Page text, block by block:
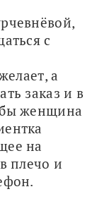
с
а
заказ и в
женщина
на
плечо и